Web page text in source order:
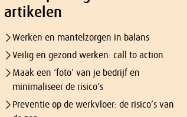
artikelen
Werken en mantelzorgen in balans
Veilig en gezond werken: call to action
Maak een ‘foto’ van je bedrijf en
minimaliseer de risico’s
Preventie op de werkvloer: de risico’s van